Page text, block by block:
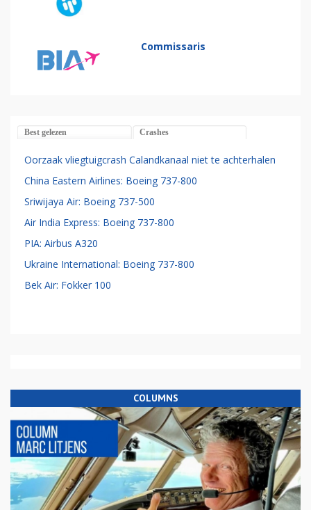
Commissaris
Best gelezen Crashes
Oorzaak vliegtuigcrash Calandkanaal niet te achterhalen
China Eastern Airlines: Boeing 737-800
Sriwijaya Air: Boeing 737-500
Air India Express: Boeing 737-800
PIA: Airbus A320
Ukraine International: Boeing 737-800
Bek Air: Fokker 100
COLUMNS